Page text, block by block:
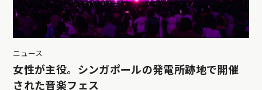
ニュース
女性が主役。シンガポールの発電所跡地で開催
された音楽フェス